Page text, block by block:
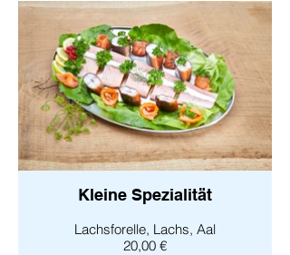
Kleine Spezialität
Lachsforelle, Lachs, Aal
20,00 €